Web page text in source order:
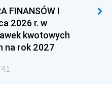
FINANSÓW I
2026 r. w
kwotowych
na rok 2027